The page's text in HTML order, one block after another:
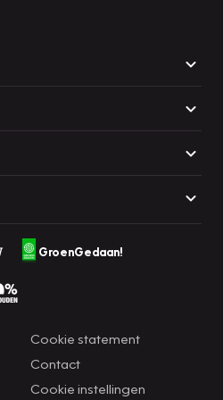
GroenGedaan!
Cookie statement
Contact
Cookie instellingen